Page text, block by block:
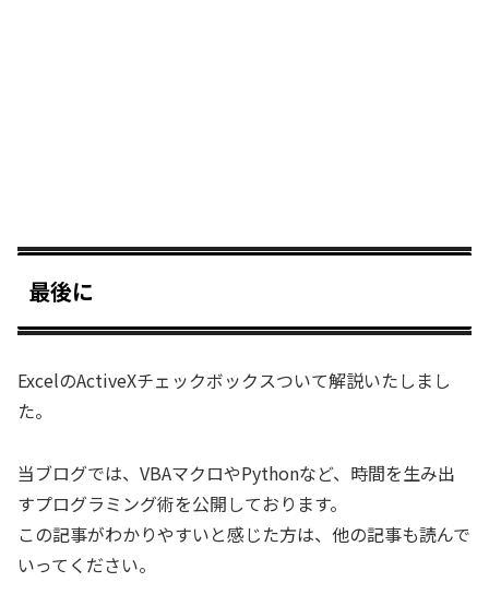
最後に
ExcelのActiveXチェックボックスついて解説いたしまし
た。
当ブログでは、VBAマクロやPythonなど、時間を生み出
すプログラミング術を公開しております。
この記事がわかりやすいと感じた方は、他の記事も読んで
いってください。